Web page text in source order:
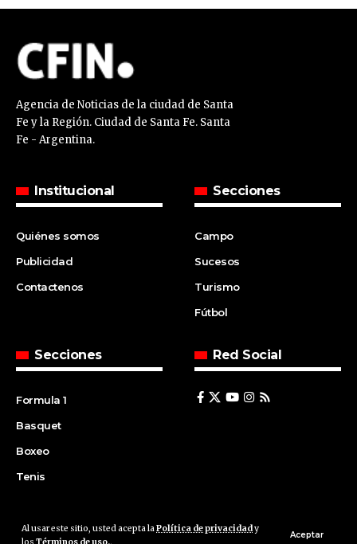
Al usar este sitio, usted acepta laPolítica de privacidady
Aceptar
Agencia de Noticias de la ciudad de Santa
Fe y la Región. Ciudad de Santa Fe. Santa
Fe - Argentina.
Institucional
Quiénes somos
Publicidad
Contactenos
Secciones
Campo
Sucesos
Turismo
Fútbol
Secciones
Formula 1
Basquet
Boxeo
Tenis
Red Social
© 2008 | Agencia Cfin.com.ar - Santa Fe - Argentina | All rights